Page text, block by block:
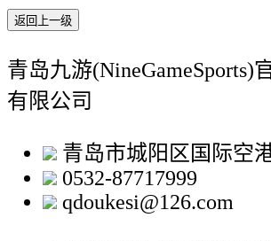
返回上一级
青岛九游(NineGameSports)
有限公司
青岛市城阳区国际空
0532-87717999
qdoukesi@126.com